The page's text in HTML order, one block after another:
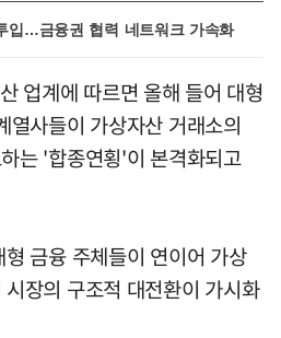
입…금융권 협력 네트워크 가속화
업계에 따르면 올해 들어 대형
열사들이 가상자산 거래소의
는 '합종연횡'이 본격화되고
금융 주체들이 연이어 가상
장의 구조적 대전환이 가시화